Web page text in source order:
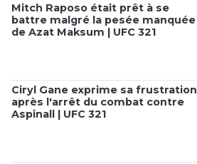
Mitch Raposo était prêt à se
battre malgré la pesée manquée
de Azat Maksum | UFC 321
Ciryl Gane exprime sa frustration
après l'arrêt du combat contre
Aspinall | UFC 321